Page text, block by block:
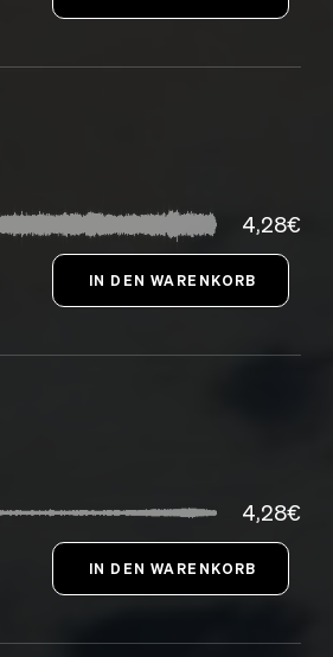
4,28€
4,28€